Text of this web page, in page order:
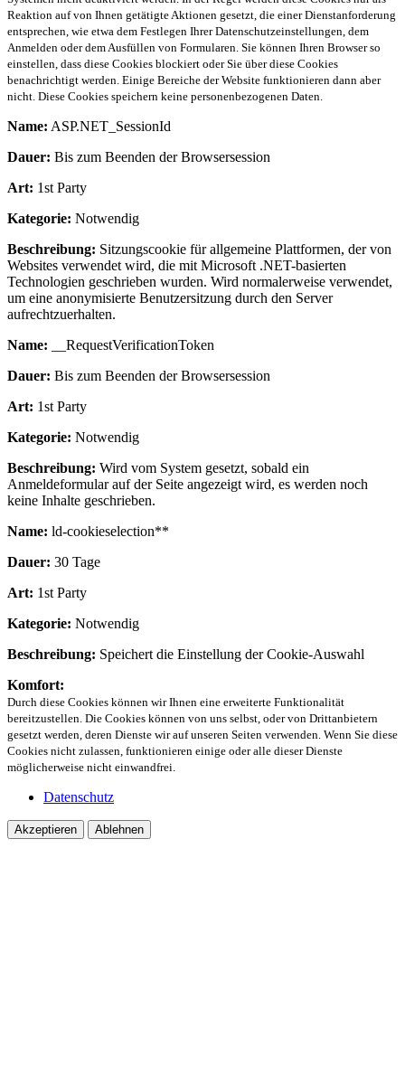
Reaktion auf von Ihnen getätigte Aktionen gesetzt, die einer Dienstanforderung
entsprechen, wie etwa dem Festlegen Ihrer Datenschutzeinstellungen, dem
Anmelden oder dem Ausfüllen von Formularen. Sie können Ihren Browser so
einstellen, dass diese Cookies blockiert oder Sie über diese Cookies
benachrichtigt werden. Einige Bereiche der Website funktionieren dann aber
nicht. Diese Cookies speichern keine personenbezogenen Daten.
Name: ASP.NET_SessionId
Dauer: Bis zum Beenden der Browsersession
Art: 1st Party
Kategorie: Notwendig
Beschreibung: Sitzungscookie für allgemeine Plattformen, der von
Websites verwendet wird, die mit Microsoft .NET-basierten
Technologien geschrieben wurden. Wird normalerweise verwendet,
um eine anonymisierte Benutzersitzung durch den Server
aufrechtzuerhalten.
Name: __RequestVerificationToken
Dauer: Bis zum Beenden der Browsersession
Art: 1st Party
Kategorie: Notwendig
Beschreibung: Wird vom System gesetzt, sobald ein
Anmeldeformular auf der Seite angezeigt wird, es werden noch
keine Inhalte geschrieben.
Name: ld-cookieselection**
Dauer: 30 Tage
Art: 1st Party
Kategorie: Notwendig
Beschreibung: Speichert die Einstellung der Cookie-Auswahl
Komfort:
Durch diese Cookies können wir Ihnen eine erweiterte Funktionalität
bereitzustellen. Die Cookies können von uns selbst, oder von Drittanbietern
gesetzt werden, deren Dienste wir auf unseren Seiten verwenden. Wenn Sie diese
Cookies nicht zulassen, funktionieren einige oder alle dieser Dienste
möglicherweise nicht einwandfrei.
Datenschutz
Akzeptieren Ablehnen